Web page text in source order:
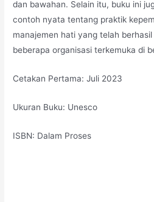
dan bawahan. Selain itu, buku ini
contoh nyata tentang praktik
manajemen hati yang telah
beberapa organisasi terkemuka di
Cetakan Pertama: Juli 2023
Ukuran Buku: Unesco
ISBN: Dalam Proses